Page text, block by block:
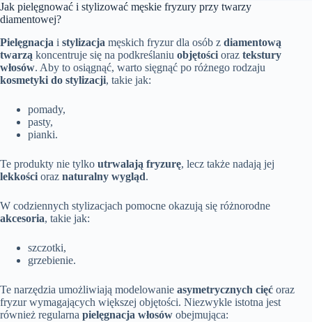
Jak pielęgnować i stylizować męskie fryzury przy twarzy
diamentowej?
Pielęgnacja i stylizacja męskich fryzur dla osób z diamentową
twarzą koncentruje się na podkreślaniu objętości oraz tekstury
włosów. Aby to osiągnąć, warto sięgnąć po różnego rodzaju
kosmetyki do stylizacji, takie jak:
pomady,
pasty,
pianki.
Te produkty nie tylko utrwalają fryzurę, lecz także nadają jej
lekkości oraz naturalny wygląd.
W codziennych stylizacjach pomocne okazują się różnorodne
akcesoria, takie jak:
szczotki,
grzebienie.
Te narzędzia umożliwiają modelowanie asymetrycznych cięć oraz
fryzur wymagających większej objętości. Niezwykle istotna jest
również regularna pielęgnacja włosów obejmująca: